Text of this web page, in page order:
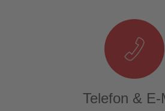
Telefon & E-